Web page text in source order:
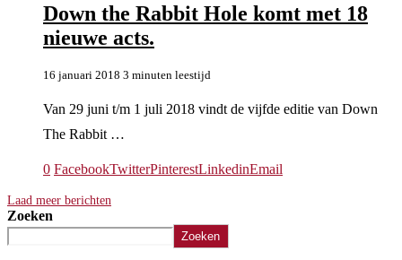
Down the Rabbit Hole komt met 18
nieuwe acts.
16 januari 2018 3 minuten leestijd
Van 29 juni t/m 1 juli 2018 vindt de vijfde editie van Down
The Rabbit …
0 FacebookTwitterPinterestLinkedinEmail
Laad meer berichten
Zoeken
Zoeken